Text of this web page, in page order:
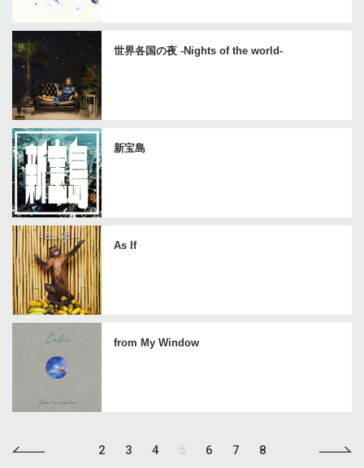
世界各国の夜 -Nights of the world-
新宝島
As If
from My Window
2 3 4 5 6 7 8